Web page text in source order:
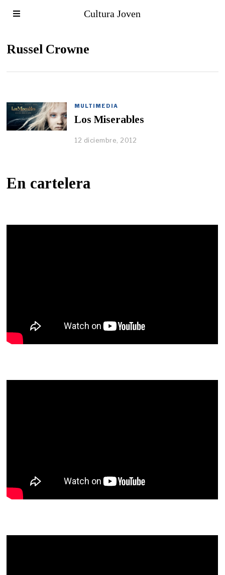
Cultura Joven
Russel Crowne
MULTIMEDIA
Los Miserables
12 diciembre, 2012
En cartelera